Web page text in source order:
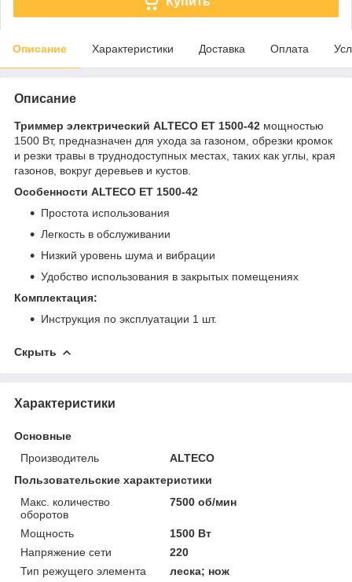
Описание Характеристики Доставка Оплата
Описание
Триммер электрический ALTECO ET 1500-42 мощностью
1500 Вт, предназначен для ухода за газоном, обрезки кромок
и резки травы в труднодоступных местах, таких как углы, края
газонов, вокруг деревьев и кустов.
Особенности ALTECO ET 1500-42
Простота использования
Легкость в обслуживании
Низкий уровень шума и вибрации
Удобство использования в закрытых помещениях
Комплектация:
Инструкция по эксплуатации 1 шт.
Скрыть
Характеристики
Основные
Производитель
ALTECO
Пользовательские характеристики
Макс. количество
оборотов
7500 об/мин
Мощность
1500 Вт
Напряжение сети
220
Тип режущего элемента
леска; нож